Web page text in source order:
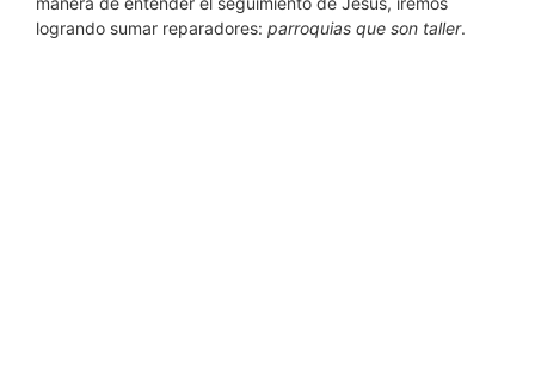
logrando sumar reparadores: parroquias que son taller.